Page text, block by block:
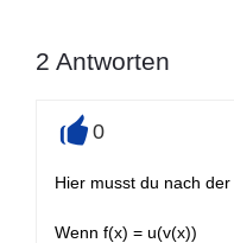
2 Antworten
0
Hier musst du nach
Wenn f(x) = u(v(x))